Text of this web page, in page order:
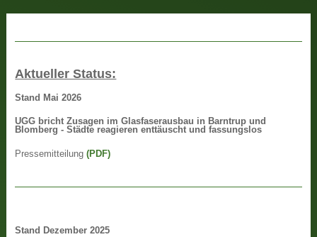
Aktueller Status:
Stand Mai 2026
UGG bricht Zusagen im Glasfaserausbau in Barntrup und
Blomberg - Städte reagieren enttäuscht und fassungslos
Pressemitteilung(PDF)
Stand Dezember 2025